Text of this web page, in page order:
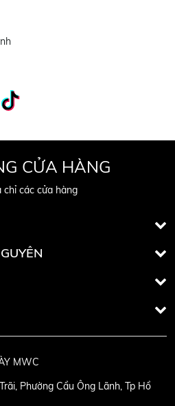
CỬA HÀNG
chỉ các cửa hàng
MWC
Phường Cầu Ông Lãnh, Tp Hồ